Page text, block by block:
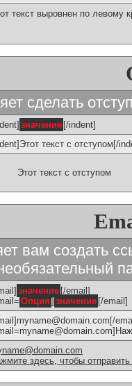
текст выровнен по левому
сделать
значение [/indent]
текст с отступом[/
Этот текст с отступом
вам создать
значение [/email]
Опция ] значение [/email]
здесь, чтобы